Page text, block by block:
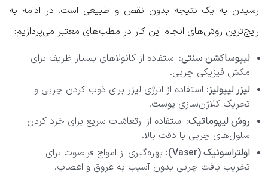
رسیدن به یک نتیجه بدون نقص و طبیعی است. در ادامه به
رایج‌ترین روش‌های انجام این کار در مطب‌های معتبر می‌پردازیم:
لیپوساکشن سنتی: استفاده از کانولاهای بسیار ظریف برای
مکش فیزیکی چربی.
لیزر لیپولیز: استفاده از انرژی لیزر برای ذوب کردن چربی و
تحریک کلاژن‌سازی پوست.
روش لیپوماتیک: استفاده از ارتعاشات سریع برای خرد کردن
سلول‌های چربی با دقت بالا.
اولتراسونیک (Vaser):
بهره‌گیری از امواج فراصوت برای
تخریب بافت چربی بدون آسیب به عروق و اعصاب.